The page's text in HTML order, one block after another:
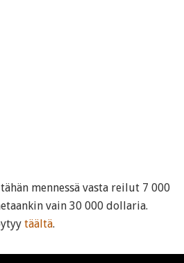
mennessä vasta reilut 7 000
vain 30 000 dollaria.
täältä.